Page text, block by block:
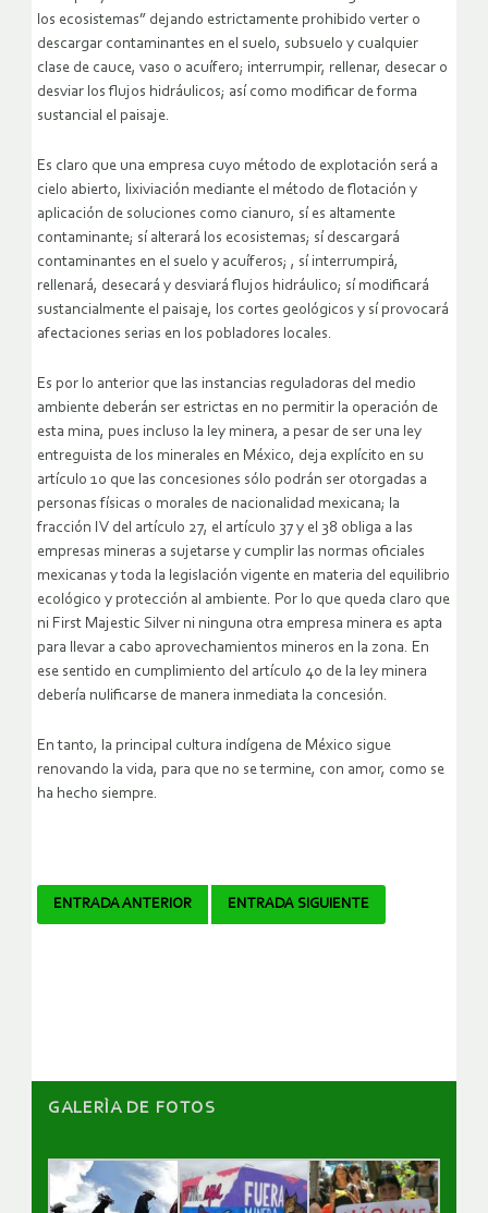
los ecosistemas” dejando estrictamente prohibido verter o
descargar contaminantes en el suelo, subsuelo y cualquier
clase de cauce, vaso o acuífero; interrumpir, rellenar, desecar o
desviar los flujos hidráulicos; así como modificar de forma
sustancial el paisaje.
Es claro que una empresa cuyo método de explotación será a
cielo abierto, lixiviación mediante el método de flotación y
aplicación de soluciones como cianuro, sí es altamente
contaminante; sí alterará los ecosistemas; sí descargará
contaminantes en el suelo y acuíferos; , sí interrumpirá,
rellenará, desecará y desviará flujos hidráulico; sí modificará
sustancialmente el paisaje, los cortes geológicos y sí provocará
afectaciones serias en los pobladores locales.
Es por lo anterior que las instancias reguladoras del medio
ambiente deberán ser estrictas en no permitir la operación de
esta mina, pues incluso la ley minera, a pesar de ser una ley
entreguista de los minerales en México, deja explícito en su
artículo 10 que las concesiones sólo podrán ser otorgadas a
personas físicas o morales de nacionalidad mexicana; la
fracción IV del artículo 27, el artículo 37 y el 38 obliga a las
empresas mineras a sujetarse y cumplir las normas oficiales
mexicanas y toda la legislación vigente en materia del equilibrio
ecológico y protección al ambiente. Por lo que queda claro que
ni First Majestic Silver ni ninguna otra empresa minera es apta
para llevar a cabo aprovechamientos mineros en la zona. En
ese sentido en cumplimiento del artículo 40 de la ley minera
debería nulificarse de manera inmediata la concesión.
En tanto, la principal cultura indígena de México sigue
renovando la vida, para que no se termine, con amor, como se
ha hecho siempre.
Navegador
ENTRADA ANTERIOR ENTRADA SIGUIENTE
GALERÌA DE FOTOS